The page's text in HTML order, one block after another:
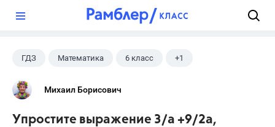
ГДЗ Математика 6 класс +1
Чесноков А.С.
Михаил Борисович
Упростите выражение 3/а +9/2а,